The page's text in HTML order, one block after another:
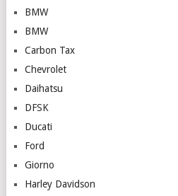
BMW
BMW
Carbon Tax
Chevrolet
Daihatsu
DFSK
Ducati
Ford
Giorno
Harley Davidson